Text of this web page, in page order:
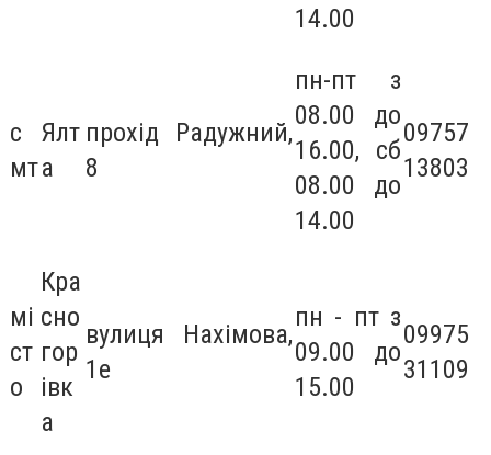
14.00
с
мт
Ялт
а
прохід Радужний,
8
пн-пт з
08.00 до
16.00, сб
08.00 до
14.00
09757
13803
мі
ст
о
Кра
сно
гор
івк
а
вулиця Нахімова,
1е
пн - пт з
09.00 до
15.00
09975
31109